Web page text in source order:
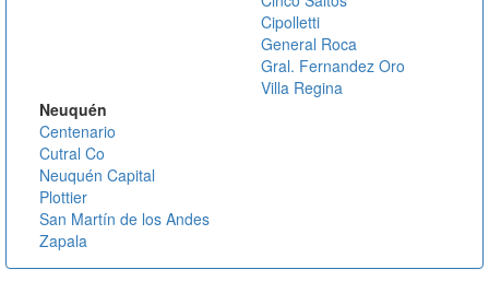
Cipolletti
General Roca
Gral. Fernandez Oro
Villa Regina
Neuquén
Centenario
Cutral Co
Neuquén Capital
Plottier
San Martín de los Andes
Zapala